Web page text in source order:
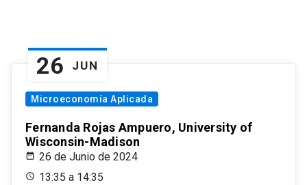
26 JUN
Microeconomía Aplicada
Fernanda Rojas Ampuero, University of
Wisconsin-Madison
26 de Junio de 2024
13:35 a 14:35